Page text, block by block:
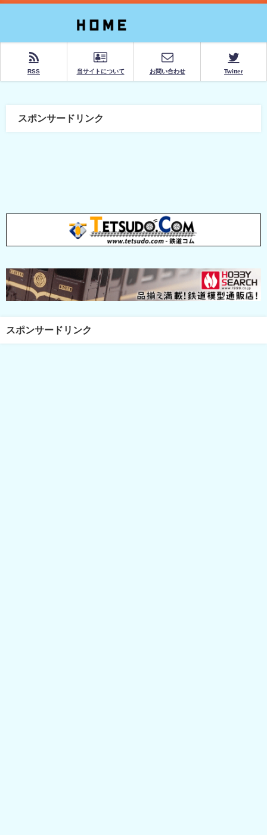
RSS 当サイトについて お問い合わせ Twitter
スポンサードリンク
スポンサードリンク